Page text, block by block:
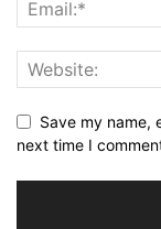
Save my name,
next time I